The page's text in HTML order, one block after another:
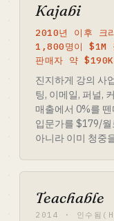
Kajabi
2010년 이후 크
1,800명이 $1M
판매자 약 $190K
진지하게 강의 사
팅, 이메일, 퍼널,
매출에서 0%를
입문가를 $179/
아니라 이미 청중
Teachable
2014 · 인수됨